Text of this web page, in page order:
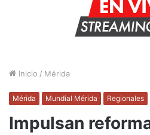
Inicio / Mérida
Mérida Mundial Mérida Regionales
Impulsan